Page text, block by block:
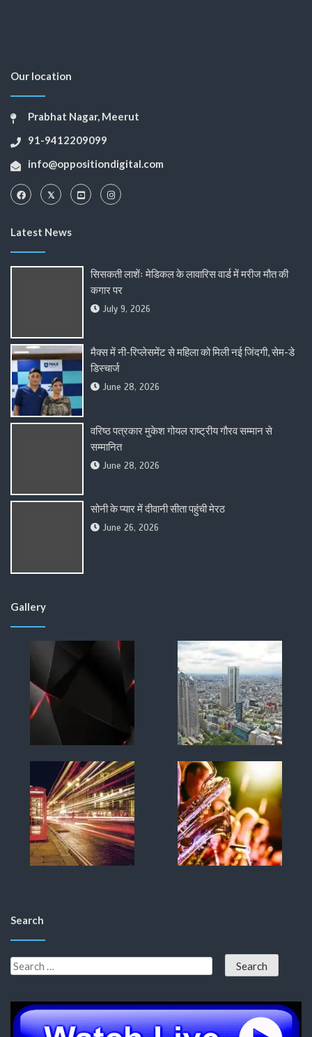
Our location
Prabhat Nagar, Meerut
91-9412209099
info@oppositiondigital.com
Latest News
सिसकती लाशेंः मेडिकल के लावारिस वार्ड में मरीज मौत की
कगार पर
July 9, 2026
मैक्स में नी-रिप्लेसमेंट से महिला को मिली नई जिंदगी, सेम-डे
डिस्चार्ज
June 28, 2026
वरिष्ठ पत्रकार मुकेश गोयल राष्ट्रीय गौरव सम्मान से
सम्मानित
June 28, 2026
सोनी के प्यार में दीवानी सीता पहुंची मेरठ
June 26, 2026
Gallery
Search